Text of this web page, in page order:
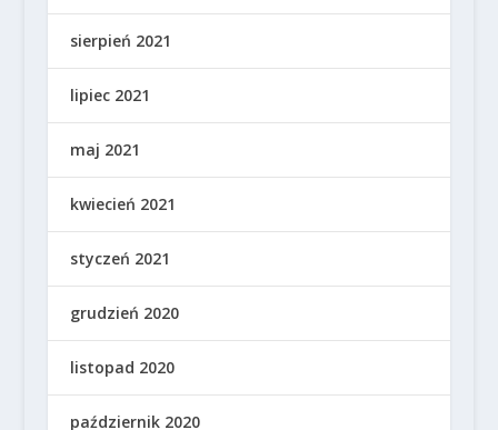
sierpień 2021
lipiec 2021
maj 2021
kwiecień 2021
styczeń 2021
grudzień 2020
listopad 2020
październik 2020